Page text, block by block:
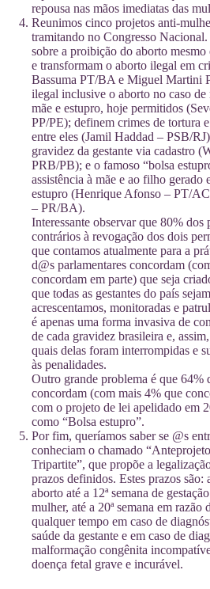
repousa nas mãos imediatas das
Reunimos cinco projetos anti-
tramitando no Congresso
sobre a proibição do aborto mesmo
e transformam o aborto ilegal em
Bassuma PT/BA e Miguel Martini
ilegal inclusive o aborto no caso de
mãe e estupro, hoje permitidos
PP/PE); definem crimes de tortura
entre eles (Jamil Haddad – PSB/
gravidez da gestante via cadastro
PRB/PB); e o famoso “bolsa
assistência à mãe e ao filho gerado
estupro (Henrique Afonso – PT/
– PR/BA).
Interessante observar que 80% dos
contrários à revogação dos dois
que contamos atualmente para a
d@s parlamentares concordam
concordam em parte) que seja
que todas as gestantes do país
acrescentamos, monitoradas e
é apenas uma forma invasiva de
de cada gravidez brasileira e,
quais delas foram interrompidas e
às penalidades.
Outro grande problema é que 64%
concordam (com mais 4% que
com o projeto de lei apelidado em
como “Bolsa estupro”.
Por fim, queríamos saber se @s
conheciam o chamado
Tripartite”, que propõe a
prazos definidos. Estes prazos são:
aborto até a 12ª semana de
mulher, até a 20ª semana em razão
qualquer tempo em caso de
saúde da gestante e em caso de
malformação congênita
doença fetal grave e incurável.